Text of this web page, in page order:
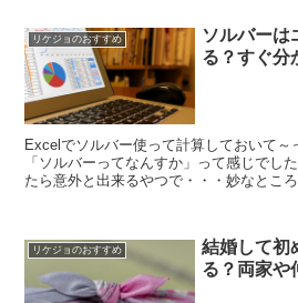
リケジョのおすすめ
ソルバーは
る？すぐ分
Excelでソルバー使って計算しておいて～
「ソルバーってなんすか」って感じでし
たら意外と出来るやつで・・・妙なとこ
リケジョのおすすめ
結婚して初
る？両家や